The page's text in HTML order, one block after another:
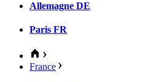
Allemagne DE
Paris FR
France